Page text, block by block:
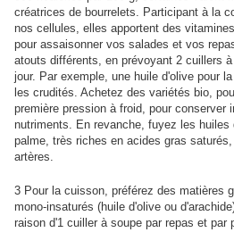
créatrices de bourrelets. Participant à la
nos cellules, elles apportent des
pour assaisonner vos salades et vos
atouts différents, en prévoyant 2 cuillers
jour. Par exemple, une huile d'olive pour
les crudités. Achetez des variétés bio,
première pression à froid, pour conserver
nutriments. En revanche, fuyez les
palme, très riches en acides gras
artères.
3 Pour la cuisson, préférez des matières
mono-insaturés (huile d'olive ou
raison d'1 cuiller à soupe par repas et par